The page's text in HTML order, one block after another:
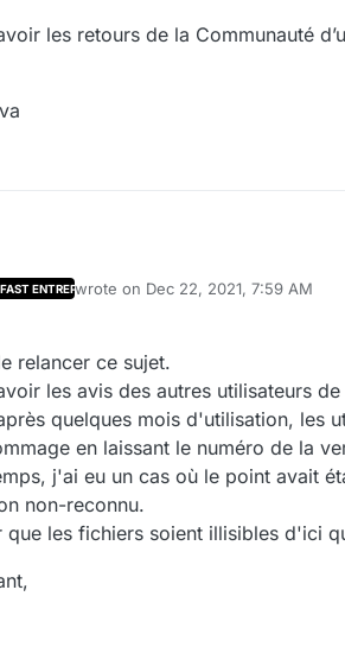
les retours de la Communauté
ENTREPRISEwrote on Dec 22, 2021, 7:59 AM
last edited by
relancer ce sujet.
les avis des autres utilisateurs de
quelques mois d'utilisation, les
en laissant le numéro de la
j'ai eu un cas où le point avait
non-reconnu.
que les fichiers soient illisibles d'ici